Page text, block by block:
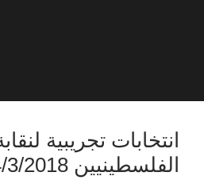
انتخابات تجريبية
الفلسطينيين 24/3/2018